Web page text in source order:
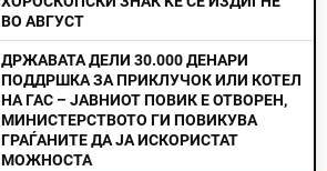
ВО АВГУСТ
ДРЖАВАТА ДЕЛИ 30.000 ДЕНАРИ
ПОДДРШКА ЗА ПРИКЛУЧОК ИЛИ КОТЕЛ
НА ГАС – ЈАВНИОТ ПОВИК Е ОТВОРЕН,
МИНИСТЕРСТВОТО ГИ ПОВИКУВА
ГРАЃАНИТЕ ДА ЈА ИСКОРИСТАТ
МОЖНОСТА